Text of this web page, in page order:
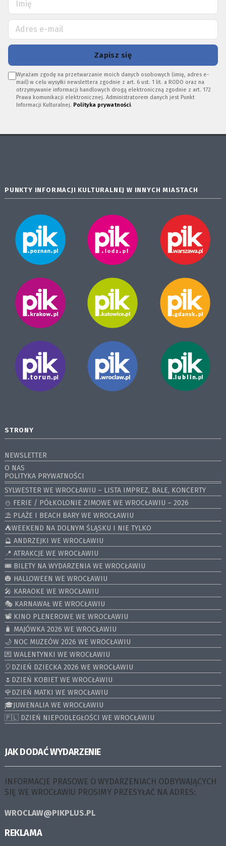
Zapisz się
Wyrażam zgodę na przetwarzanie moich danych osobowych (imię, adres e-
mail) w celu wysyłki newslettera zgodnie z art. 6 ust. 1 lit. a RODO oraz na
otrzymywanie informacji handlowych drogą elektroniczną zgodnie z art. 172
Prawa komunikacji elektronicznej. Administratorem danych jest Punkt
Informacji Kulturalnej. Polityka prywatności.
PUNKTY INFORMACJI KULTURALNEJ W INNYCH MIASTACH
STRONY
NEWSLETTER
O NAS
POLITYKA PRYWATNOŚCI
SYLWESTER WE WROCŁAWIU – LISTA IMPREZ, BALE, KONCERTY
⛄️ FERIE / PÓŁKOLONIE ZIMOWE WE WROCŁAWIU – 2026
⛱️ PLAŻE I BEACH BARY WE WROCŁAWIU
⛺️WEEKEND NA DOLNYM ŚLĄSKU I NIE TYLKO
🔮 ANDRZEJKI WE WROCŁAWIU
📍 ATRAKCJE WE WROCŁAWIU
🎟️ BILETY NA WYDARZENIA WE WROCŁAWIU
🎃 HALLOWEEN WE WROCŁAWIU
🎤 KARAOKE WE WROCŁAWIU
🎭 KARNAWAŁ WE WROCŁAWIU
📽️ KINO PLENEROWE WE WROCŁAWIU
🧳 MAJÓWKA 2026 WE WROCŁAWIU
🌙 NOC MUZEÓW 2026 WE WROCŁAWIU
💌 WALENTYNKI WE WROCŁAWIU
🎈DZIEŃ DZIECKA 2026 WE WROCŁAWIU
🌷DZIEŃ KOBIET WE WROCŁAWIU
🌹DZIEŃ MATKI WE WROCŁAWIU
🎓JUWENALIA WE WROCŁAWIU
🇵🇱 DZIEŃ NIEPODLEGŁOŚCI WE WROCŁAWIU
JAK DODAĆ WYDARZENIE
INFORMACJE PRASOWE O WYDARZENIACH ODBYWAJĄCYCH
SIĘ WE WROCŁAWIU PROSIMY PRZESYŁAĆ NA ADRES:
WROCLAW@PIKPLUS.PL
REKLAMA